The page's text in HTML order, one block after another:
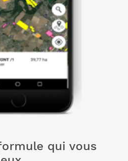
qui vous